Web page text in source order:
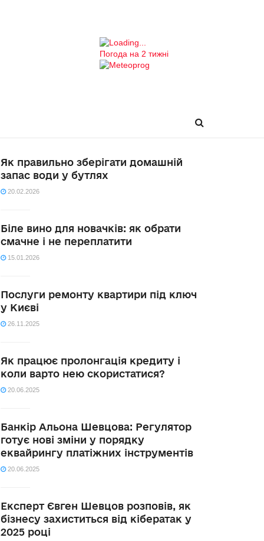
Погода на 2 тижні
Як правильно зберігати домашній
запас води у бутлях
20.02.2026
Біле вино для новачків: як обрати
смачне і не переплатити
15.01.2026
Послуги ремонту квартири під ключ
у Києві
26.11.2025
Як працює пролонгація кредиту і
коли варто нею скористатися?
20.06.2025
Банкір Альона Шевцова: Регулятор
готує нові зміни у порядку
еквайрингу платіжних інструментів
20.06.2025
Експерт Євген Шевцов розповів, як
бізнесу захиститься від кібератак у
2025 році